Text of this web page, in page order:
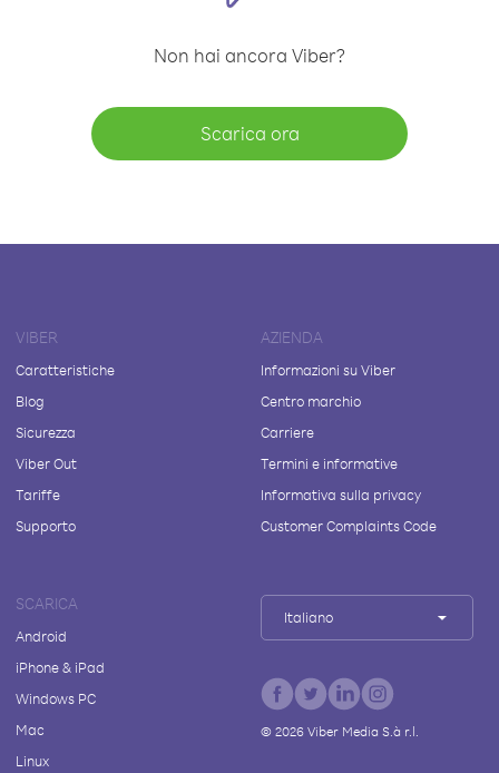
Non hai ancora Viber?
Scarica ora
VIBER
Caratteristiche
Blog
Sicurezza
Viber Out
Tariffe
Supporto
AZIENDA
Informazioni su Viber
Centro marchio
Carriere
Termini e informative
Informativa sulla privacy
Customer Complaints Code
SCARICA
Android
iPhone & iPad
Windows PC
Mac
Linux
Italiano
© 2026Viber Media S.à r.l.